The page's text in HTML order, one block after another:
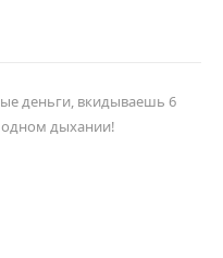
деньги, вкидываешь 6
дыхании!